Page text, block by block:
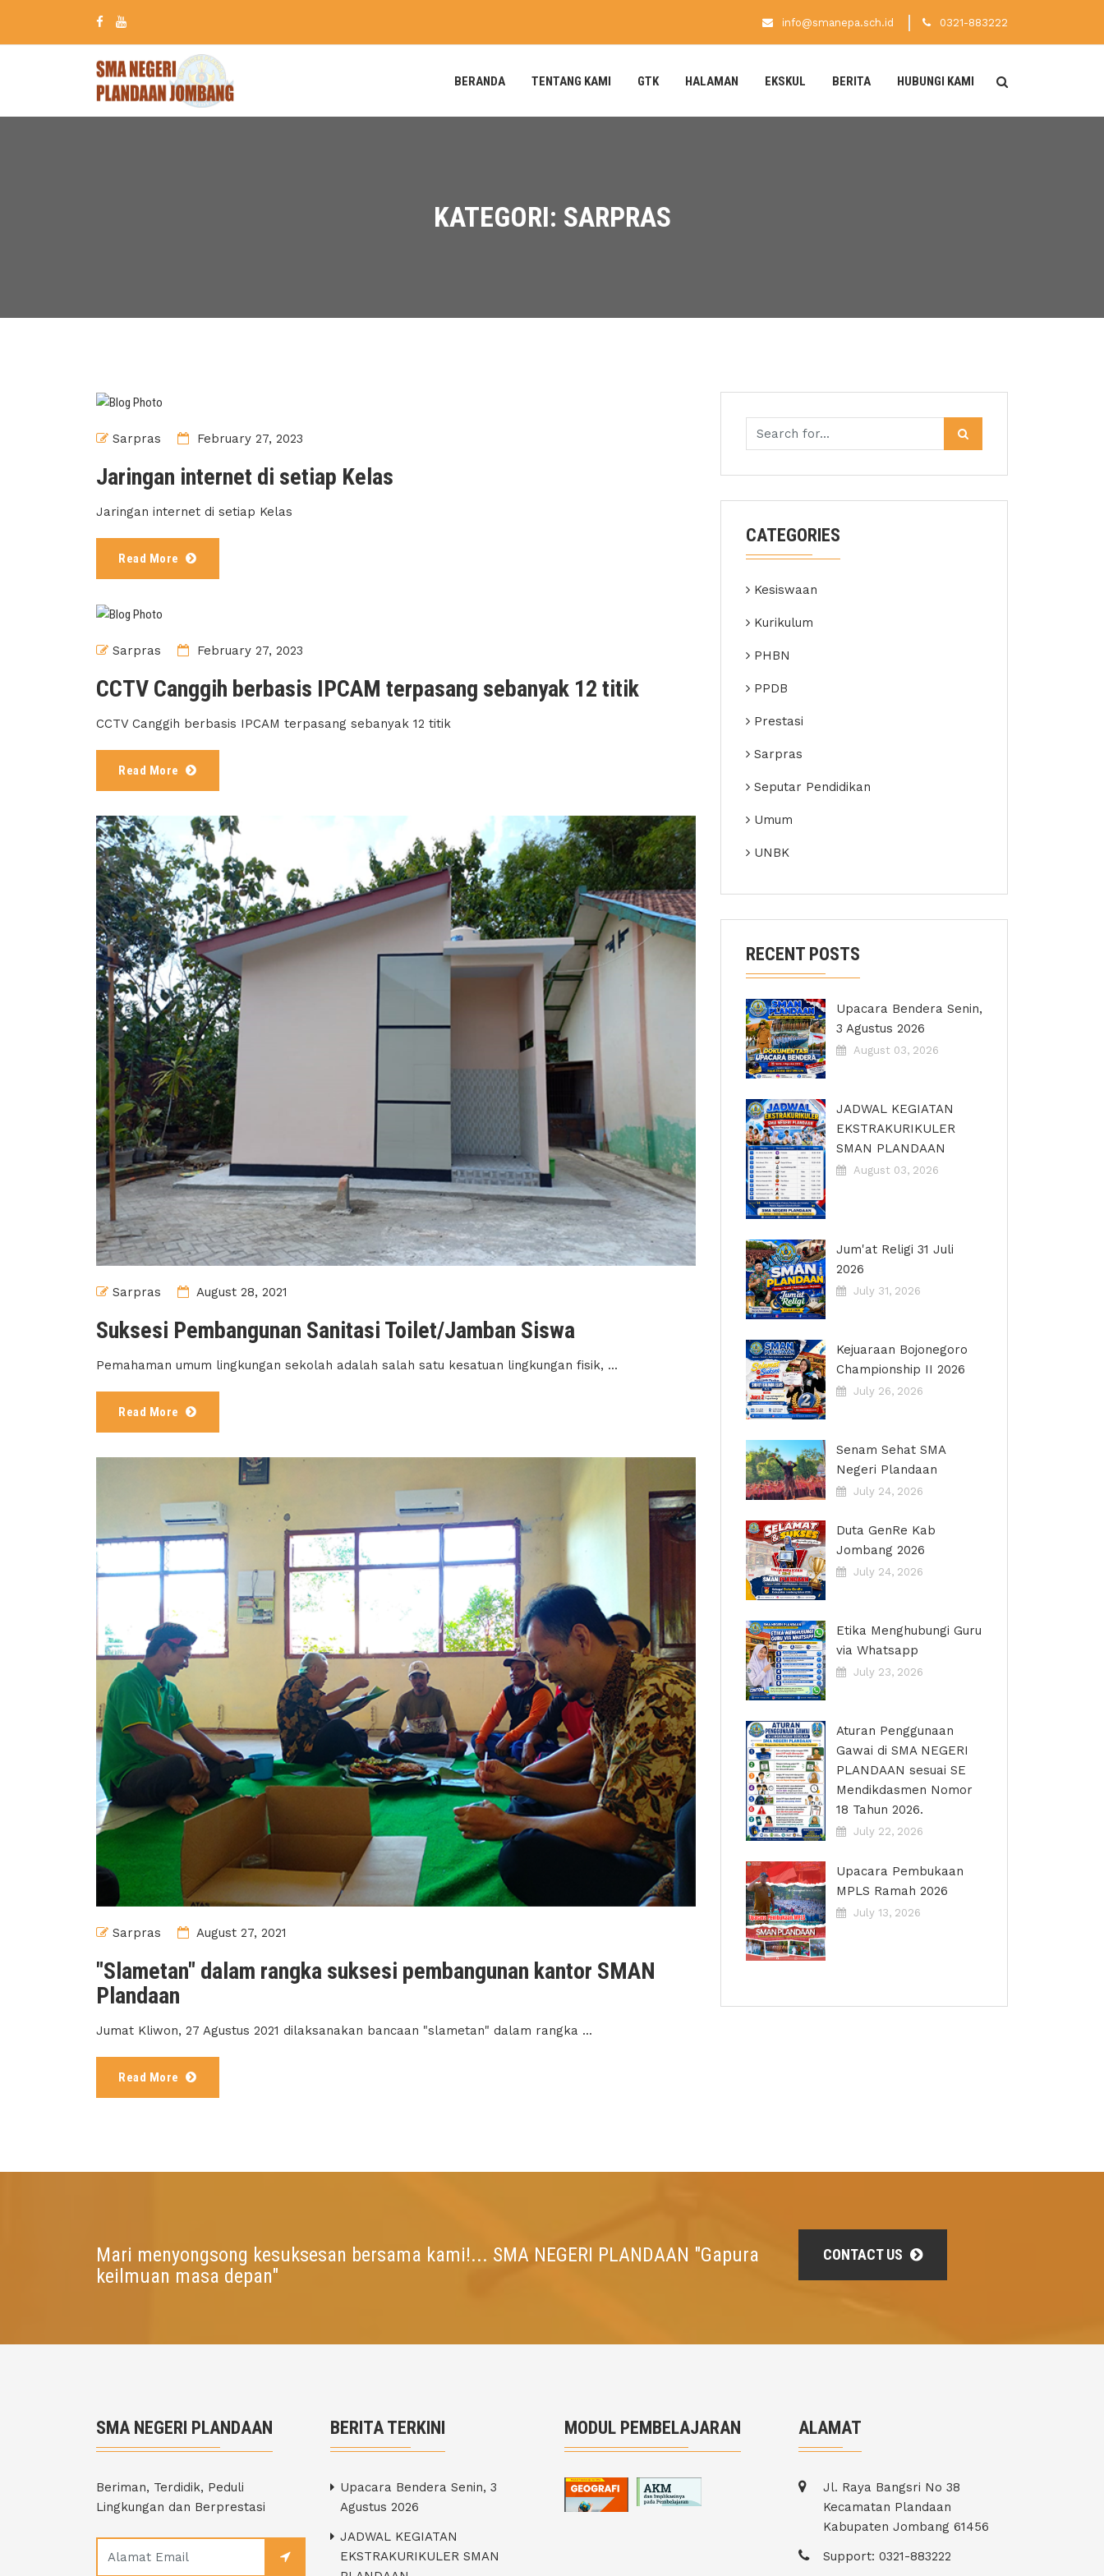
info@smanepa.sch.id 0321-883222
BERANDA TENTANG KAMI GTK HALAMAN EKSKUL BERITA HUBUNGI KAMI
KATEGORI: SARPRAS
Sarpras February 27, 2023
Jaringan internet di setiap Kelas
Jaringan internet di setiap Kelas
Read More
Sarpras February 27, 2023
CCTV Canggih berbasis IPCAM terpasang sebanyak 12 titik
CCTV Canggih berbasis IPCAM terpasang sebanyak 12 titik
Read More
Sarpras August 28, 2021
Suksesi Pembangunan Sanitasi Toilet/Jamban Siswa
Pemahaman umum lingkungan sekolah adalah salah satu kesatuan lingkungan fisik, ...
Read More
Sarpras August 27, 2021
"Slametan" dalam rangka suksesi pembangunan kantor SMAN
Plandaan
Jumat Kliwon, 27 Agustus 2021 dilaksanakan bancaan "slametan" dalam rangka ...
Read More
CATEGORIES
Kesiswaan
Kurikulum
PHBN
PPDB
Prestasi
Sarpras
Seputar Pendidikan
Umum
UNBK
RECENT POSTS
Upacara Bendera Senin,
3 Agustus 2026
August 03, 2026
JADWAL KEGIATAN
EKSTRAKURIKULER
SMAN PLANDAAN
August 03, 2026
Jum'at Religi 31 Juli
2026
July 31, 2026
Kejuaraan Bojonegoro
Championship II 2026
July 26, 2026
Senam Sehat SMA
Negeri Plandaan
July 24, 2026
Duta GenRe Kab
Jombang 2026
July 24, 2026
Etika Menghubungi Guru
via Whatsapp
July 23, 2026
Aturan Penggunaan
Gawai di SMA NEGERI
PLANDAAN sesuai SE
Mendikdasmen Nomor
18 Tahun 2026.
July 22, 2026
Upacara Pembukaan
MPLS Ramah 2026
July 13, 2026
Mari menyongsong kesuksesan bersama kami!... SMA NEGERI PLANDAAN "Gapura
keilmuan masa depan"
CONTACT US
SMA NEGERI PLANDAAN
Beriman, Terdidik, Peduli
Lingkungan dan Berprestasi
BERITA TERKINI
Upacara Bendera Senin, 3
Agustus 2026
JADWAL KEGIATAN
EKSTRAKURIKULER SMAN
MODUL PEMBELAJARAN ALAMAT
Jl. Raya Bangsri No 38
Kecamatan Plandaan
Kabupaten Jombang 61456
Support: 0321-883222